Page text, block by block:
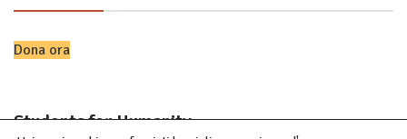
Dona ora
Students for Humanity